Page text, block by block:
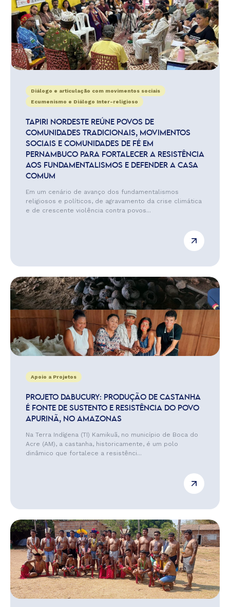
Diálogo e articulação com movimentos sociais
Ecumenismo e Diálogo Inter-religioso
TAPIRI NORDESTE REÚNE POVOS DE
COMUNIDADES TRADICIONAIS, MOVIMENTOS
SOCIAIS E COMUNIDADES DE FÉ EM
PERNAMBUCO PARA FORTALECER A RESISTÊNCIA
AOS FUNDAMENTALISMOS E DEFENDER A CASA
COMUM
Em um cenário de avanço dos fundamentalismos
religiosos e políticos, de agravamento da crise climática
e de crescente violência contra povos...
Apoio a Projetos
PROJETO DABUCURY: PRODUÇÃO DE CASTANHA
É FONTE DE SUSTENTO E RESISTÊNCIA DO POVO
APURINÃ, NO AMAZONAS
Na Terra Indígena (TI) Kamikuã, no município de Boca do
Acre (AM), a castanha, historicamente, é um polo
dinâmico que fortalece a resistênci...